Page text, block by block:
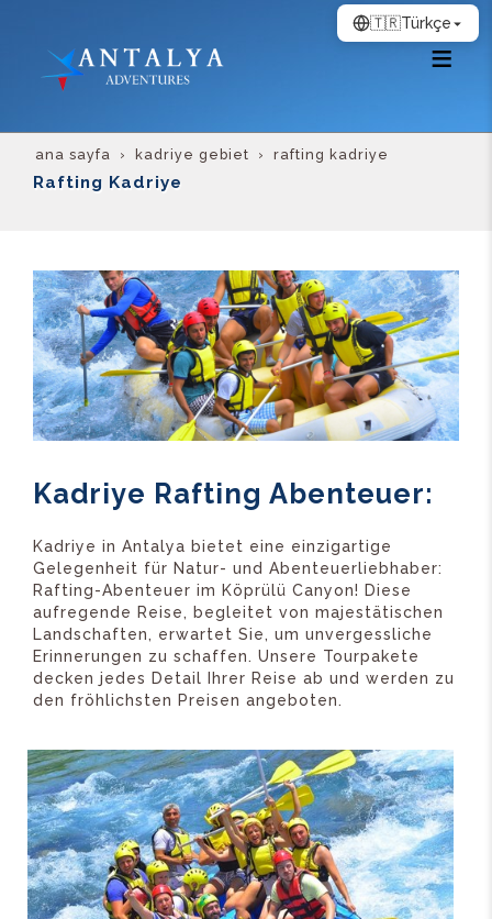
ana sayfa kadriye gebiet rafting kadriye
Rafting Kadriye
Kadriye Rafting Abenteuer:
Kadriye in Antalya bietet eine einzigartige
Gelegenheit für Natur- und Abenteuerliebhaber:
Rafting-Abenteuer im Köprülü Canyon! Diese
aufregende Reise, begleitet von majestätischen
Landschaften, erwartet Sie, um unvergessliche
Erinnerungen zu schaffen. Unsere Tourpakete
decken jedes Detail Ihrer Reise ab und werden zu
den fröhlichsten Preisen angeboten.
🇹🇷Türkçe